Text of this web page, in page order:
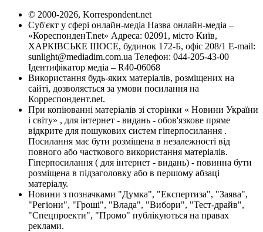
© 2000-2026, Korrespondent.net
Суб'єкт у сфері онлайн-медіа Назва онлайн-медіа –
«КореспонденТ.net» Адреса: 02091, місто Київ,
ХАРКІВСЬКЕ ШОСЕ, будинок 172-Б, офіс 208/1 E-mail:
sunlight@mediadim.com.ua Телефон: 044-205-43-00
Ідентифікатор медіа – R40-06068
Використання будь-яких матеріалів, розміщених на
сайті, дозволяється за умови посилання на
Корреспондент.net.
При копіюванні матеріалів зі сторінки « Новини України
і світу» , для інтернет - видань - обов'язкове пряме
відкрите для пошукових систем гіперпосилання .
Посилання має бути розміщена в незалежності від
повного або часткового використання матеріалів.
Гіперпосилання ( для інтернет - видань) - повинна бути
розміщена в підзаголовку або в першому абзаці
матеріалу.
Новини з позначками "Думка", "Експертиза", "Заява",
"Регіони", "Гроші", "Влада", "Вибори", "Тест-драйв",
"Спецпроекти", "Промо" публікуються на правах
реклами.